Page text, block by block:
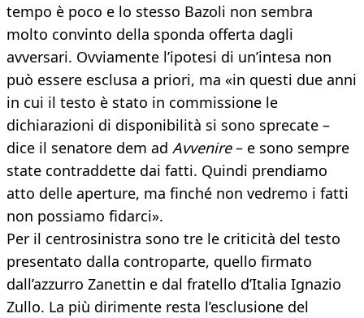
tempo è poco e lo stesso Bazoli non sembra
molto convinto della sponda offerta dagli
avversari. Ovviamente l’ipotesi di un’intesa non
può essere esclusa a priori, ma «in questi due anni
in cui il testo è stato in commissione le
dichiarazioni di disponibilità si sono sprecate –
dice il senatore dem ad Avvenire– e sono sempre
state contraddette dai fatti. Quindi prendiamo
atto delle aperture, ma finché non vedremo i fatti
non possiamo fidarci».
Per il centrosinistra sono tre le criticità del testo
presentato dalla controparte, quello firmato
dall’azzurro Zanettin e dal fratello d’Italia Ignazio
Zullo. La più dirimente resta l’esclusione del